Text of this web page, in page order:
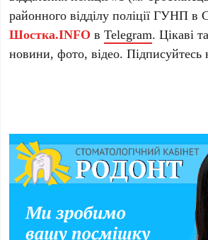
районного відділу поліції ГУНП в
Шостка.INFO вTelegram. Цікаві
новини, фото, відео.